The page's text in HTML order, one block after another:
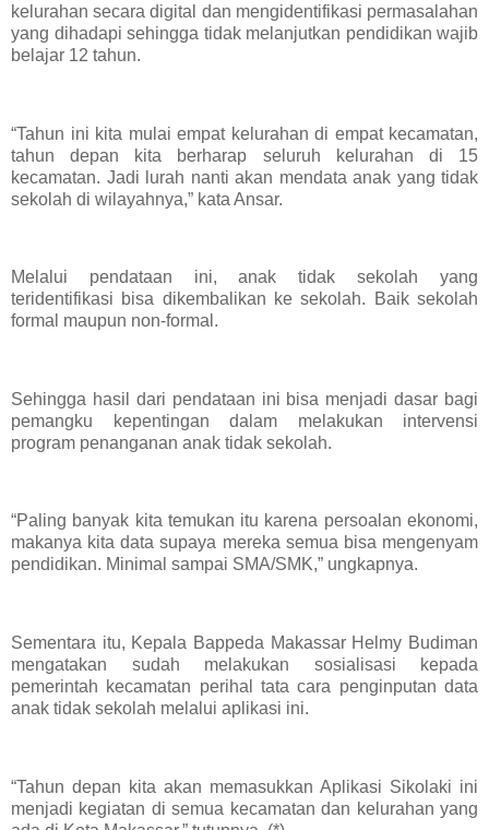
kelurahan secara digital dan mengidentifikasi permasalahan
yang dihadapi sehingga tidak melanjutkan pendidikan wajib
belajar 12 tahun.
“Tahun ini kita mulai empat kelurahan di empat kecamatan,
tahun depan kita berharap seluruh kelurahan di 15
kecamatan. Jadi lurah nanti akan mendata anak yang tidak
sekolah di wilayahnya,” kata Ansar.
Melalui pendataan ini, anak tidak sekolah yang
teridentifikasi bisa dikembalikan ke sekolah. Baik sekolah
formal maupun non-formal.
Sehingga hasil dari pendataan ini bisa menjadi dasar bagi
pemangku kepentingan dalam melakukan intervensi
program penanganan anak tidak sekolah.
“Paling banyak kita temukan itu karena persoalan ekonomi,
makanya kita data supaya mereka semua bisa mengenyam
pendidikan. Minimal sampai SMA/SMK,” ungkapnya.
Sementara itu, Kepala Bappeda Makassar Helmy Budiman
mengatakan sudah melakukan sosialisasi kepada
pemerintah kecamatan perihal tata cara penginputan data
anak tidak sekolah melalui aplikasi ini.
“Tahun depan kita akan memasukkan Aplikasi Sikolaki ini
menjadi kegiatan di semua kecamatan dan kelurahan yang